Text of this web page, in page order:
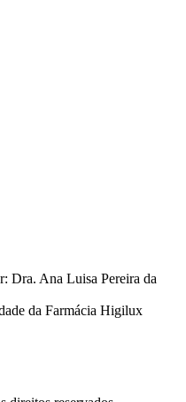
Dra. Ana Luisa Pereira da
da Farmácia Higilux